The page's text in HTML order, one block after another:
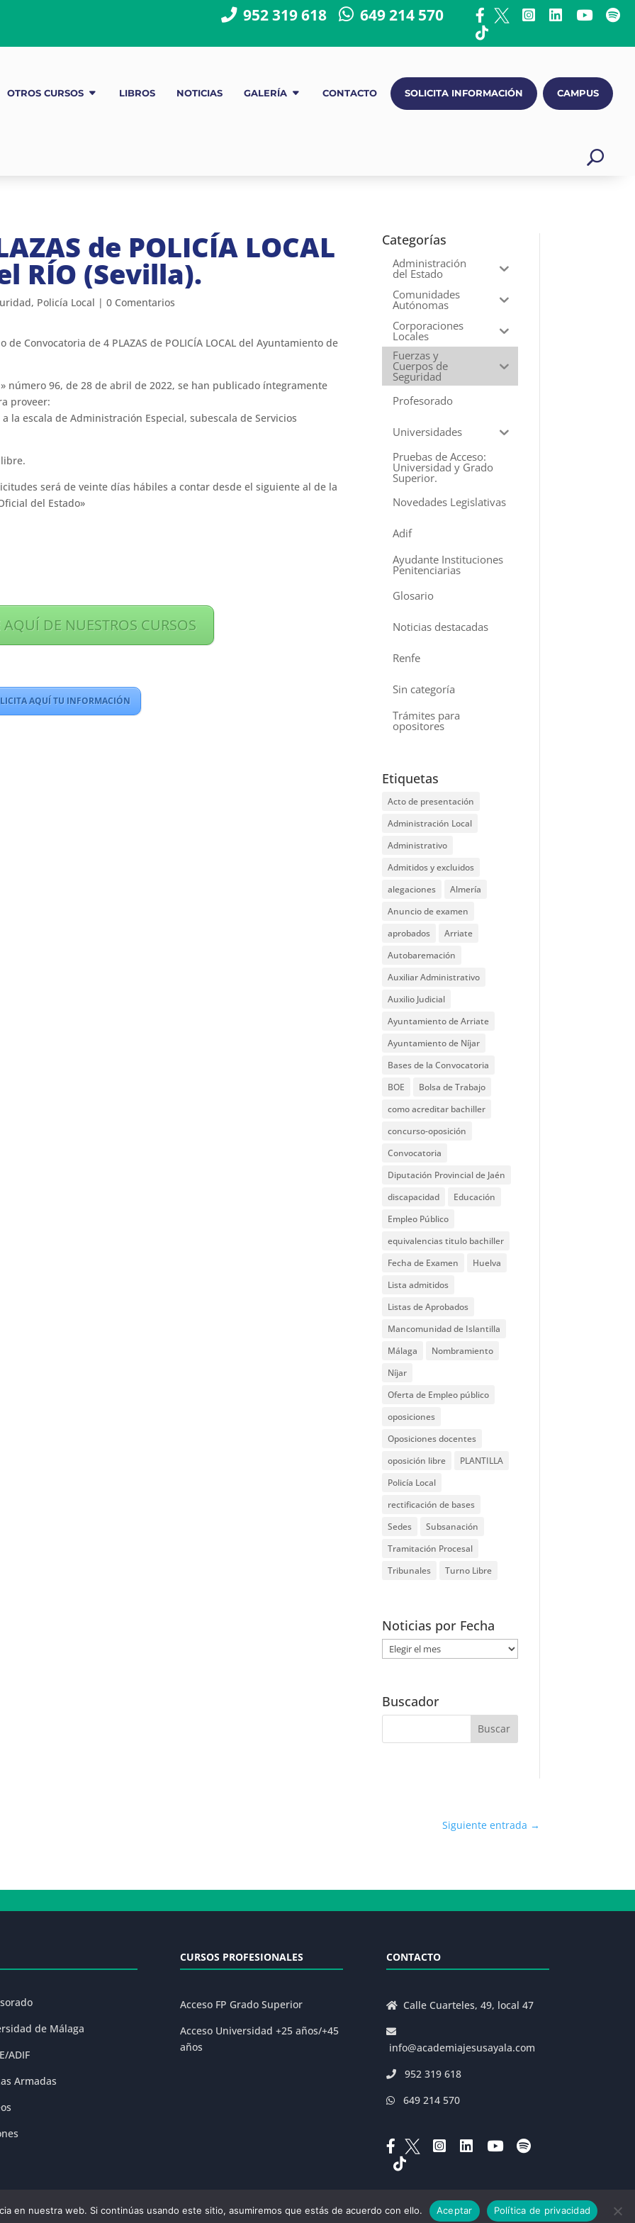
952 319 618 649 214 570
OTROS CURSOS LIBROS NOTICIAS GALERÍA CONTACTO SOLICITA INFORMACIÓN CAMPUS
de POLICÍA LOCAL
RÍO (Sevilla).
, Policía Local | 0 Comentarios
Convocatoria de 4 PLAZAS de POLICÍA LOCAL del Ayuntamiento de
número 96, de 28 de abril de 2022, se han publicado íntegramente
proveer:
la escala de Administración Especial, subescala de Servicios
será de veinte días hábiles a contar desde el siguiente al de la
del Estado»
DE NUESTROS CURSOS
AQUÍ TU INFORMACIÓN
Categorías
Administración
del Estado
Comunidades
Autónomas
Corporaciones
Locales
Fuerzas y
Cuerpos de
Seguridad
Profesorado
Universidades
Pruebas de Acceso:
Universidad y Grado
Superior.
Novedades Legislativas
Adif
Ayudante Instituciones
Penitenciarias
Glosario
Noticias destacadas
Renfe
Sin categoría
Trámites para
opositores
Etiquetas
Acto de presentación
Administración Local
Administrativo
Admitidos y excluidos
alegaciones
Almería
Anuncio de examen
aprobados
Arriate
Autobaremación
Auxiliar Administrativo
Auxilio Judicial
Ayuntamiento de Arriate
Ayuntamiento de Níjar
Bases de la Convocatoria
BOE
Bolsa de Trabajo
como acreditar bachiller
concurso-oposición
Convocatoria
Diputación Provincial de Jaén
discapacidad
Educación
Empleo Público
equivalencias titulo bachiller
Fecha de Examen
Huelva
Lista admitidos
Listas de Aprobados
Mancomunidad de Islantilla
Málaga
Nombramiento
Níjar
Oferta de Empleo público
oposiciones
Oposiciones docentes
oposición libre
PLANTILLA
Policía Local
rectificación de bases
Sedes
Subsanación
Tramitación Procesal
Tribunales
Turno Libre
Noticias por Fecha
Noticias
por
Buscador
Siguiente entrada →
de Málaga
ADIF
Armadas
CURSOS PROFESIONALES
Acceso FP Grado Superior
Acceso Universidad +25 años/+45
años
CONTACTO
Calle Cuarteles, 49, local 47
info@academiajesusayala.com
952 319 618
649 214 570
de Privacidad|Condiciones Generales de la Matrícula|Decreto 625/2019
en nuestra web. Si continúas usando este sitio, asumiremos que estás de acuerdo con ello. Aceptar Política de privacidad